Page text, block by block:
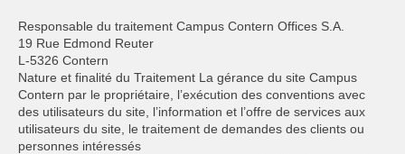
Responsable du traitement Campus Contern Offices S.A.
19 Rue Edmond Reuter
L-5326 Contern
Nature et finalité du Traitement La gérance du site Campus
Contern par le propriétaire, l’exécution des conventions avec
des utilisateurs du site, l’information et l’offre de services aux
utilisateurs du site, le traitement de demandes des clients ou
personnes intéressés